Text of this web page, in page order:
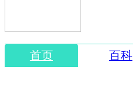
首页 百科